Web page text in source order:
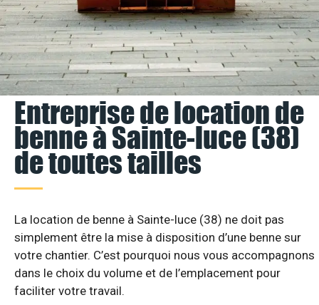
Entreprise de location de
benne à Sainte-luce (38)
de toutes tailles
La location de benne à Sainte-luce (38) ne doit pas
simplement être la mise à disposition d’une benne sur
votre chantier. C’est pourquoi nous vous accompagnons
dans le choix du volume et de l’emplacement pour
faciliter votre travail.